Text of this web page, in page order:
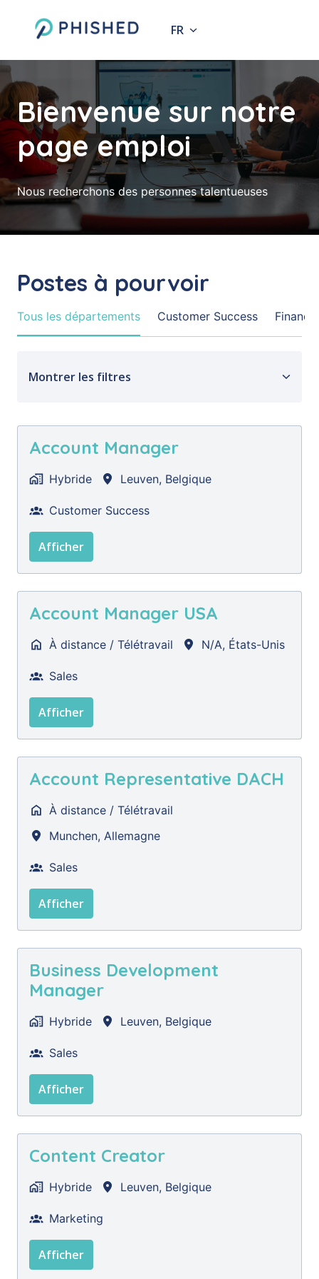
contenuPage d'accueil FR
Bienvenue sur notre
page emploi
Nous recherchons des personnes talentueuses
Postes à pourvoir
Tous les départements Customer Success Finance
Montrer les filtres
Account Manager
Hybride Leuven, Belgique
Customer Success
Afficher
Account Manager USA
À distance / Télétravail N/A, États-Unis
Sales
Afficher
Account Representative DACH
À distance / Télétravail
Munchen, Allemagne
Sales
Afficher
Business Development
Manager
Hybride Leuven, Belgique
Sales
Afficher
Content Creator
Hybride Leuven, Belgique
Marketing
Afficher